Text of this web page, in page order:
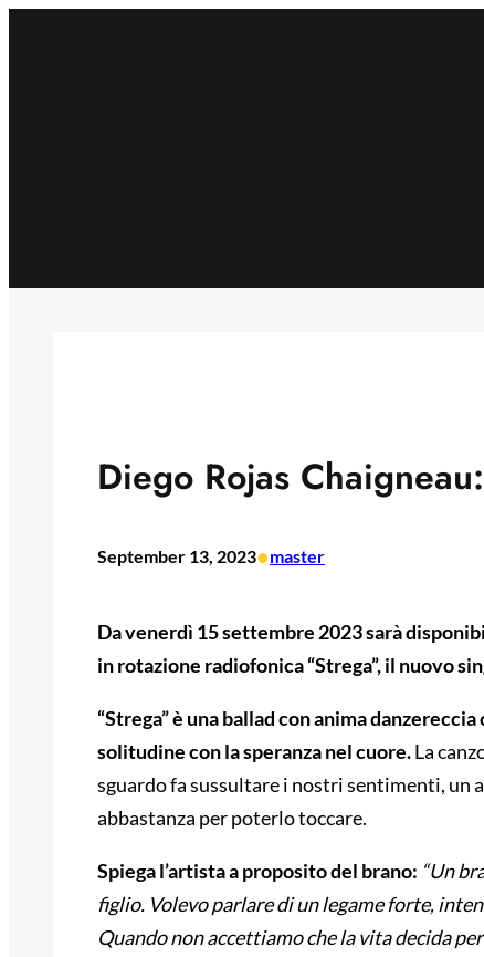
Diego Rojas
September 13, 2023•master
Da venerdì 15 settembre 2023 sarà
in rotazione radiofonica “Strega”, il nuovo
“Strega” è una ballad con anima danzereccia
solitudine con la speranza nel cuore.La
sguardo fa sussultare i nostri sentimenti, un
abbastanza per poterlo toccare.
Spiega l’artista a proposito del brano: “Un
figlio. Volevo parlare di un legame forte,
Quando non accettiamo che la vita decida